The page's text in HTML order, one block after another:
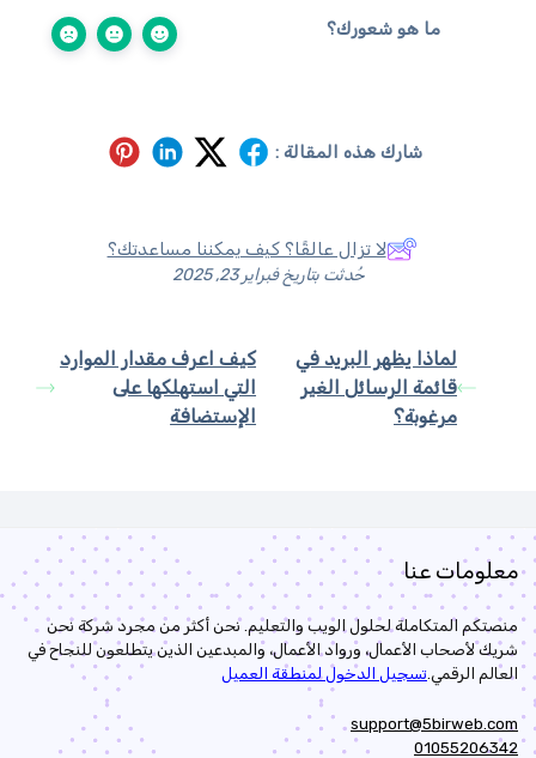
ما هو شعورك؟
شارك هذه المقالة :
لا تزال عالقًا؟ كيف يمكننا مساعدتك؟
حُدثت بتاريخ فبراير 23, 2025
لماذا يظهر البريد في
قائمة الرسائل الغير
مرغوبة؟
كيف اعرف مقدار الموارد
التي استهلكها على
الإستضافة
معلومات عنا
منصتكم المتكاملة لحلول الويب والتعليم. نحن أكثر من مجرد شركة نحن
شريك لأصحاب الأعمال، ورواد الأعمال، والمبدعين الذين يتطلعون للنجاح في
العالم الرقمي.تسجيل الدخول لمنطقة العميل
support@5birweb.com
01055206342